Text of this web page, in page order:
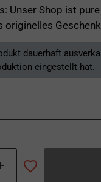
Unser Shop ist
originelles
dauerhaft
eingestellt hat.